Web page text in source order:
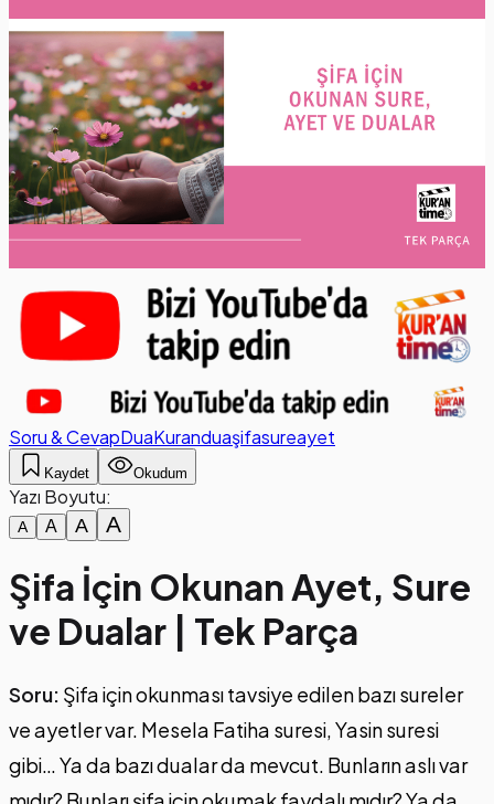
Soru & CevapDuaKuranduaşifasureayet
Kaydet Okudum
Yazı Boyutu:
A A A A
Şifa İçin Okunan Ayet, Sure
ve Dualar | Tek Parça
Soru: Şifa için okunması tavsiye edilen bazı sureler
ve ayetler var. Mesela Fatiha suresi, Yasin suresi
gibi… Ya da bazı dualar da mevcut. Bunların aslı var